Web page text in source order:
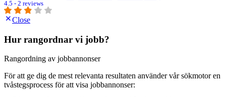
4.5 - 2 reviews
Close
Hur rangordnar vi jobb?
Rangordning av jobbannonser
För att ge dig de mest relevanta resultaten använder vår sökmotor en
tvåstegsprocess för att visa jobbannonser: